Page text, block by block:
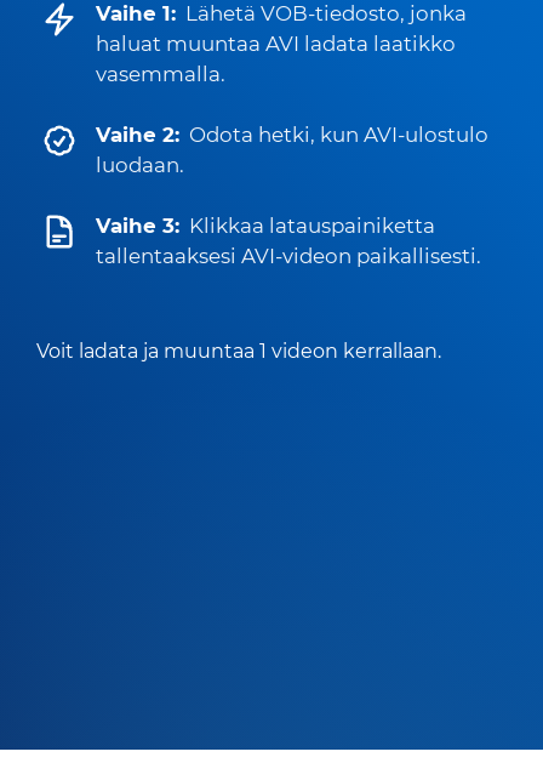
Vaihe 1: Lähetä VOB-tiedosto, jonka
haluat muuntaa AVI ladata laatikko
vasemmalla.
Vaihe 2: Odota hetki, kun AVI-ulostulo
luodaan.
Vaihe 3: Klikkaa latauspainiketta
tallentaaksesi AVI-videon paikallisesti.
Voit ladata ja muuntaa 1 videon kerrallaan.